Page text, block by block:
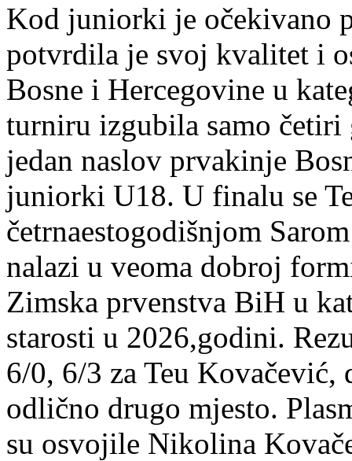
Kod juniorki je očekivano
potvrdila je svoj kvalitet i
Bosne i Hercegovine u
turniru izgubila samo
jedan naslov prvakinje
juniorki U18. U finalu se
četrnaestogodišnjom
nalazi u veoma dobroj
Zimska prvenstva BiH u
starosti u 2026,godini.
6/0, 6/3 za Teu Kovačević,
odlično drugo mjesto.
su osvojile Nikolina